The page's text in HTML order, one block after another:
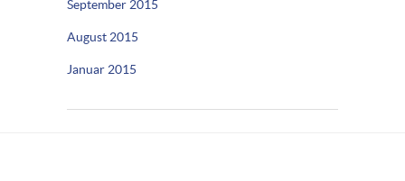
September 2015
August 2015
Januar 2015